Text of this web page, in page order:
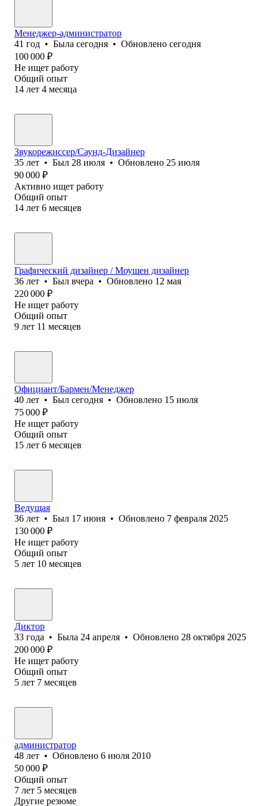
Менеджер-администратор
41 год • Была сегодня • Обновлено сегодня
100 000 ₽
Не ищет работу
Общий опыт
14 лет 4 месяца
Звукорежиссер/Саунд-Дизайнер
35 лет • Был 28 июля • Обновлено 25 июля
90 000 ₽
Активно ищет работу
Общий опыт
14 лет 6 месяцев
Графический дизайнер / Моушен дизайнер
36 лет • Был вчера • Обновлено 12 мая
220 000 ₽
Не ищет работу
Общий опыт
9 лет 11 месяцев
Официант/Бармен/Менеджер
40 лет • Был сегодня • Обновлено 15 июля
75 000 ₽
Не ищет работу
Общий опыт
15 лет 6 месяцев
Ведущая
36 лет • Был 17 июня • Обновлено 7 февраля 2025
130 000 ₽
Не ищет работу
Общий опыт
5 лет 10 месяцев
Диктор
33 года • Была 24 апреля • Обновлено 28 октября 2025
200 000 ₽
Не ищет работу
Общий опыт
5 лет 7 месяцев
администратор
48 лет • Обновлено 6 июля 2010
50 000 ₽
Общий опыт
7 лет 5 месяцев
Другие резюме